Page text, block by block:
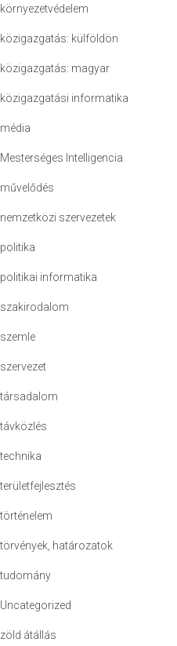
környezetvédelem
közigazgatás: külföldön
közigazgatás: magyar
közigazgatási informatika
média
Mesterséges Intelligencia
művelődés
nemzetközi szervezetek
politika
politikai informatika
szakirodalom
szemle
szervezet
társadalom
távközlés
technika
területfejlesztés
történelem
törvények, határozatok
tudomány
Uncategorized
zöld átállás